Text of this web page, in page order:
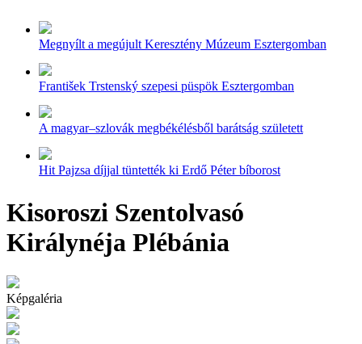
Megnyílt a megújult Keresztény Múzeum Esztergomban
František Trstenský szepesi püspök Esztergomban
A magyar–szlovák megbékélésből barátság született
Hit Pajzsa díjjal tüntették ki Erdő Péter bíborost
Kisoroszi Szentolvasó
Királynéja Plébánia
Képgaléria